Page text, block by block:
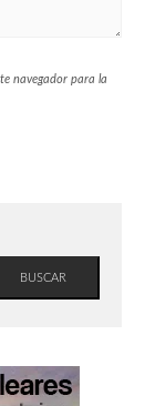
navegador para la
BUSCAR